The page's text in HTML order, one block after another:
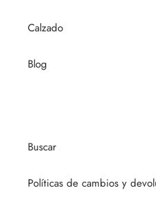
Calzado
Blog
Buscar
Políticas de cambios y